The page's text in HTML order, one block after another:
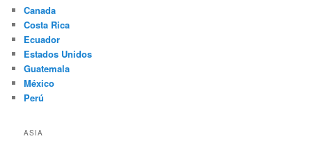
Canada
Costa Rica
Ecuador
Estados Unidos
Guatemala
México
Perú
ASIA